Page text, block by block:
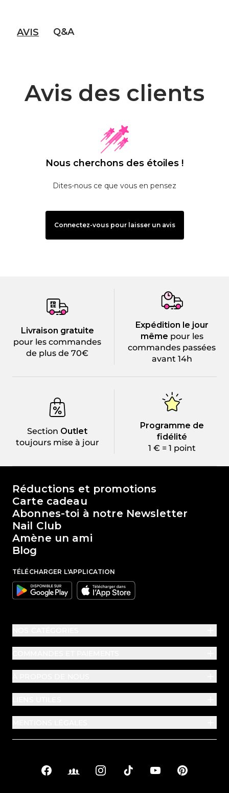
AVIS Q&A
Avis des clients
Nous cherchons des étoiles !
Dites-nous ce que vous en pensez
Connectez-vous pour laisser un avis
Livraison gratuite
pour les commandes
de plus de 70€
Expédition le jour
même pour les
commandes passées
avant 14h
Section Outlet
toujours mise à jour
Programme de
fidélité
1 € = 1 point
Le monde de Passione Beauty
Réductions et promotions
Carte cadeau
Abonnes-toi à notre Newsletter
Nail Club
Amène un ami
Blog
TÉLÉCHARGER L'APPLICATION
Google Apple
Liens sociaux
FacebookFacebook Groups
InstagramTikTok YouTubePinterest